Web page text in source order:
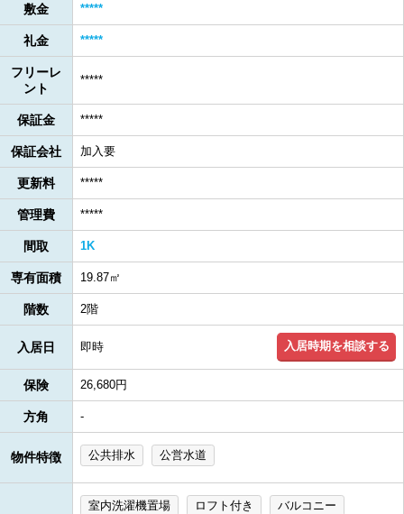
敷金 *****
礼金 *****
フリーレ
ント
*****
保証金 *****
保証会社 加入要
更新料 *****
管理費 *****
間取 1K
専有面積 19.87㎡
階数 2階
入居日 即時 入居時期を相談する
保険 26,680円
方角 -
物件特徴 公共排水 公営水道
室内洗濯機置場 ロフト付き バルコニー